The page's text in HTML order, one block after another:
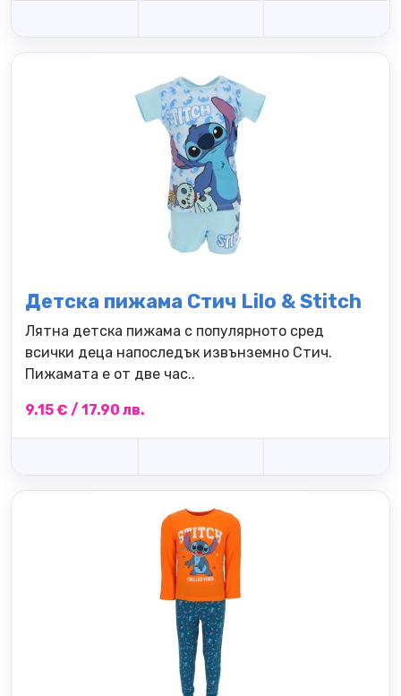
Детска пижама Стич Lilo & Stitch
Лятна детска пижама с популярното сред
всички деца напоследък извънземно Стич.
Пижамата е от две час..
9.15 € / 17.90 лв.